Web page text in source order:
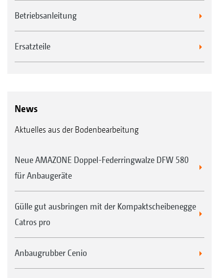
Betriebsanleitung
Ersatzteile
News
Aktuelles aus der Bodenbearbeitung
Neue AMAZONE Doppel-Federringwalze DFW 580
für Anbaugeräte
Gülle gut ausbringen mit der Kompaktscheibenegge
Catros pro
Anbaugrubber Cenio